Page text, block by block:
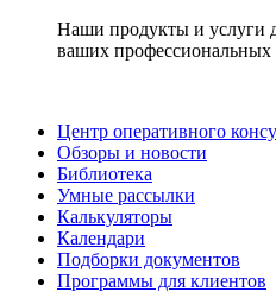
Наши продукты и услуги
ваших профессиональных
Центр оперативного
Обзоры и новости
Библиотека
Умные рассылки
Калькуляторы
Календари
Подборки документов
Программы для клиентов